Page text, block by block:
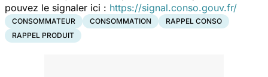
pouvez le signaler ici : https://signal.conso.gouv.fr/
CONSOMMATEUR CONSOMMATION
RAPPEL CONSO
RAPPEL PRODUIT